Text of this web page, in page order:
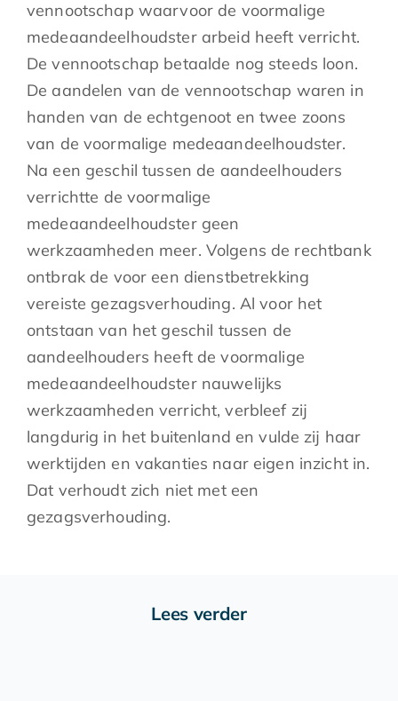
vennootschap waarvoor de voormalige
medeaandeelhoudster arbeid heeft verricht.
De vennootschap betaalde nog steeds loon.
De aandelen van de vennootschap waren in
handen van de echtgenoot en twee zoons
van de voormalige medeaandeelhoudster.
Na een geschil tussen de aandeelhouders
verrichtte de voormalige
medeaandeelhoudster geen
werkzaamheden meer. Volgens de rechtbank
ontbrak de voor een dienstbetrekking
vereiste gezagsverhouding. Al voor het
ontstaan van het geschil tussen de
aandeelhouders heeft de voormalige
medeaandeelhoudster nauwelijks
werkzaamheden verricht, verbleef zij
langdurig in het buitenland en vulde zij haar
werktijden en vakanties naar eigen inzicht in.
Dat verhoudt zich niet met een
gezagsverhouding.
Lees verder